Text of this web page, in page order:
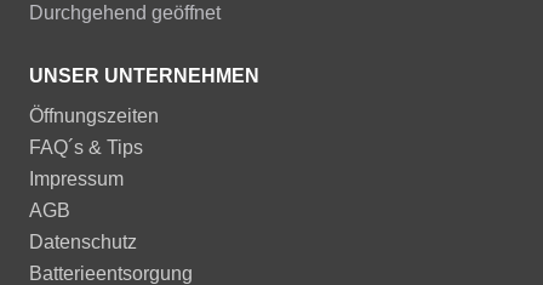
Durchgehend geöffnet
UNSER UNTERNEHMEN
Öffnungszeiten
FAQ´s & Tips
Impressum
AGB
Datenschutz
Batterieentsorgung